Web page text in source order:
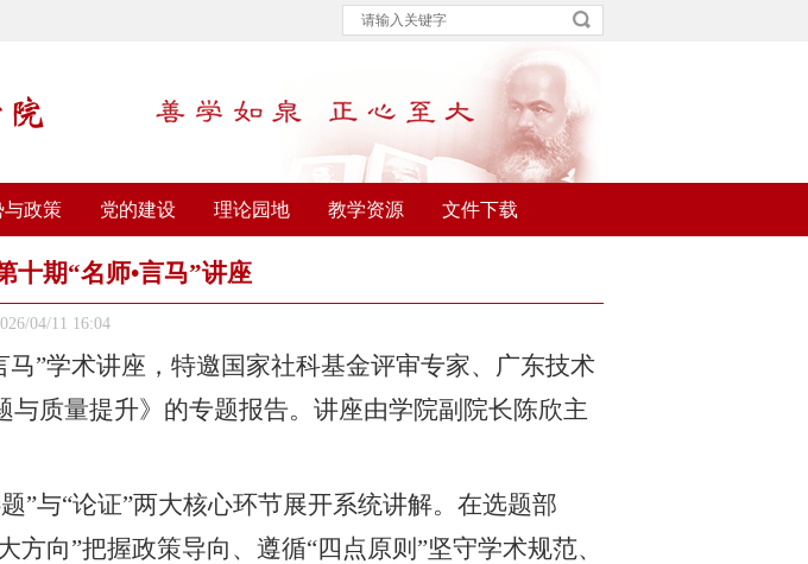
与政策 党的建设 理论园地 教学资源 文件下载
十期“名师•言马”讲座
04/11 16:04
”学术讲座，特邀国家社科基金评审专家、广东技术
质量提升》的专题报告。讲座由学院副院长陈欣主
”与“论证”两大核心环节展开系统讲解。在选题部
向”把握政策导向、遵循“四点原则”坚守学术规范、